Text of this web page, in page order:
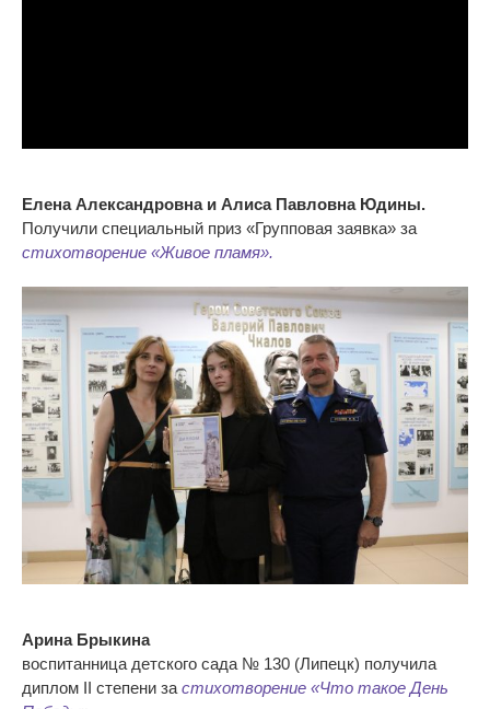
Елена Александровна и Алиса Павловна Юдины.
Получили специальный приз «Групповая заявка» за
стихотворение «Живое пламя».
Арина Брыкина
воспитанница детского сада № 130 (Липецк) получила
диплом II степени за стихотворение «Что такое День